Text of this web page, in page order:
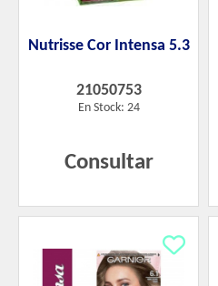
Nutrisse Cor Intensa 5.3
21050753
En Stock: 24
Consultar